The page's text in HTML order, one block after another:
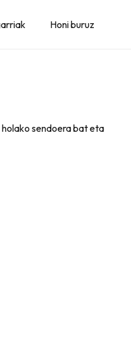
Honi buruz
sendoera bat eta